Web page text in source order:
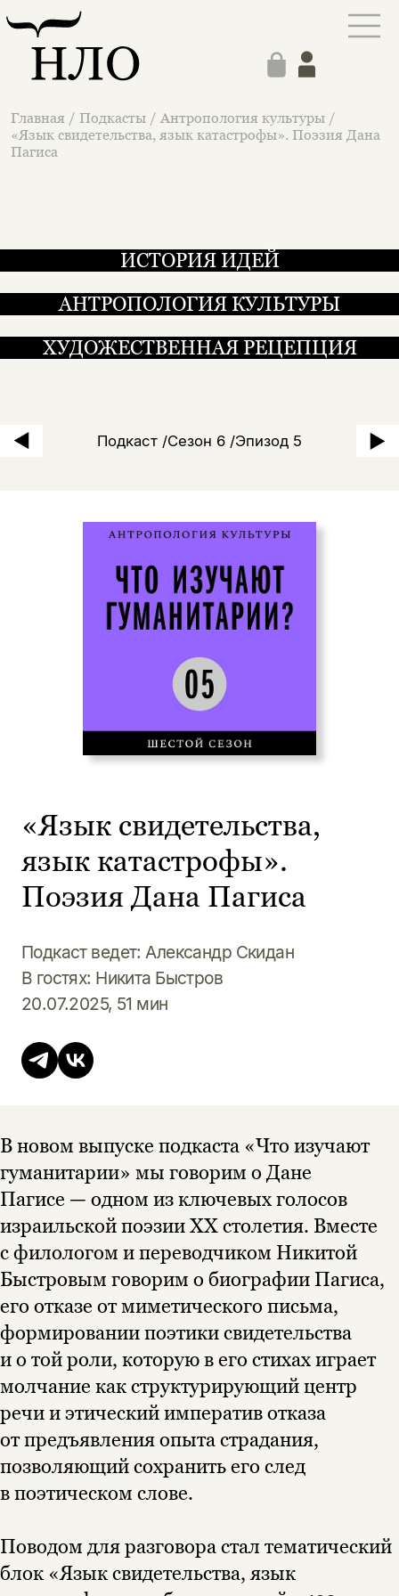
Главная / Подкасты / Антропология культуры /
«Язык свидетельства, язык катастрофы». Поэзия Дана
Пагиса
ИСТОРИЯ ИДЕЙ
АНТРОПОЛОГИЯ КУЛЬТУРЫ
ХУДОЖЕСТВЕННАЯ РЕЦЕПЦИЯ
Подкаст /Сезон 6 /Эпизод 5
«Язык свидетельства,
язык катастрофы».
Поэзия Дана Пагиса
Подкаст ведет: Александр Скидан
В гостях: Никита Быстров
20.07.2025, 51 мин
В новом выпуске подкаста «Что изучают
гуманитарии» мы говорим о Дане
Пагисе — одном из ключевых голосов
израильской поэзии XX столетия. Вместе
с филологом и переводчиком Никитой
Быстровым говорим о биографии Пагиса,
его отказе от миметического письма,
формировании поэтики свидетельства
и о той роли, которую в его стихах играет
молчание как структурирующий центр
речи и этический императив отказа
от предъявления опыта страдания,
позволяющий сохранить его след
в поэтическом слове.
Поводом для разговора стал тематический
блок «Язык свидетельства, язык
Подписка на рассылку
Раз в неделю мы отправляем рассылку
о книгах и событиях «НЛО».
За подписку дарим промокод на
скидку 15%
подписаться
Этой книги временно
нет в продаже.
Вы можете подписаться на
уведомления, и при поступлении книги
на склад получить письмо на указанный
электронный адрес.
Я соглашаюсь сПолитикой конфиденциальности
Эта книга
не предназначена для
несовершеннолетних
Скажите, пожалуйста,
вам уже исполнилось 18 лет?
да
нет, вернуться назад